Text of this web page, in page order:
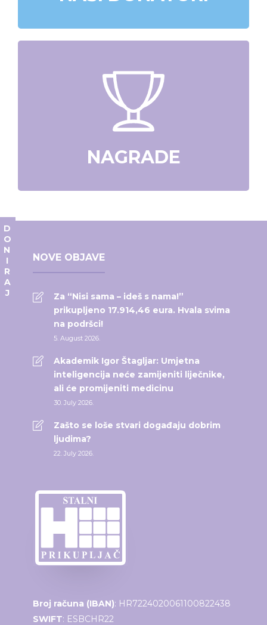
NAGRADE
NOVE OBJAVE
Za “Nisi sama – ideš s nama!”
prikupljeno 17.914,46 eura. Hvala svima
na podršci!
5. August 2026.
Akademik Igor Štagljar: Umjetna
inteligencija neće zamijeniti liječnike,
ali će promijeniti medicinu
30. July 2026.
Zašto se loše stvari događaju dobrim
ljudima?
22. July 2026.
Broj računa (IBAN): HR7224020061100822438
SWIFT: ESBCHR22
DONIRAJ